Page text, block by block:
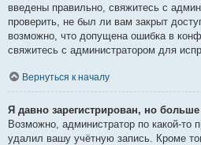
введены правильно, свяжитесь с
проверить, не был ли вам закрыт
возможно, что допущена ошибка в
свяжитесь с администратором для
Вернуться к началу
Я давно зарегистрирован, но
Возможно, администратор по какой-то
удалил вашу учётную запись. Кроме